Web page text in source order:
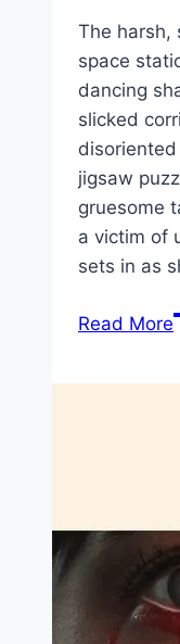
The harsh,
space
dancing
slicked
jigsaw
gruesome
a victim of
sets in as
Read More